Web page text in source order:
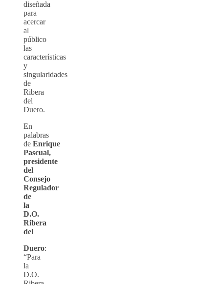
diseñada
para
acercar
al
público
las
características
y
singularidades
de
Ribera
del
Duero.
En
palabras
de Enrique
Pascual,
presidente
del
Consejo
Regulador
de
la
D.O.
Ribera
del
Duero:
“Para
la
D.O.